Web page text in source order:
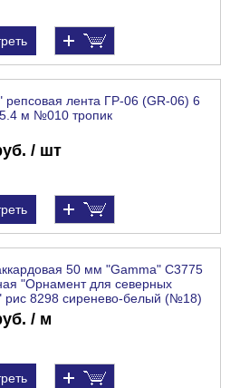
репсовая лента ГР-06 (GR-06) 6
м №010 тропик
/ шт
50 мм "Gamma" С3775
"Орнамент для северных
рис 8298 сиренево-белый (№18)
/ м